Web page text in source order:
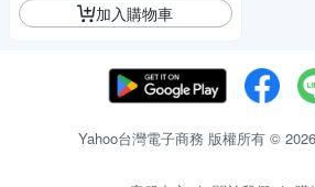
加入購物車
Yahoo台灣電子商務 版權所有 ©